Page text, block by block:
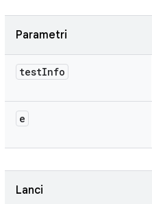
Parametri
testInfo
e
Lanci